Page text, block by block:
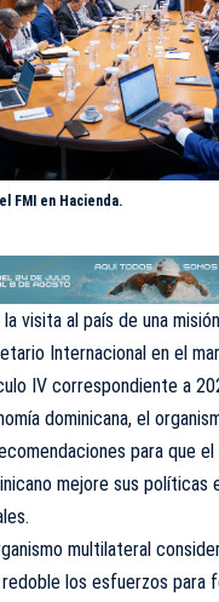
FMI en Hacienda.
la visita al país de una
Internacional en el
IV correspondiente a
dominicana, el
para que el
mejore sus políticas
multilateral
los esfuerzos para